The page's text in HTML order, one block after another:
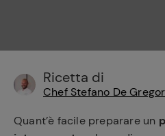
Ricetta di
Chef Stefano De
Quant’è facile preparare un